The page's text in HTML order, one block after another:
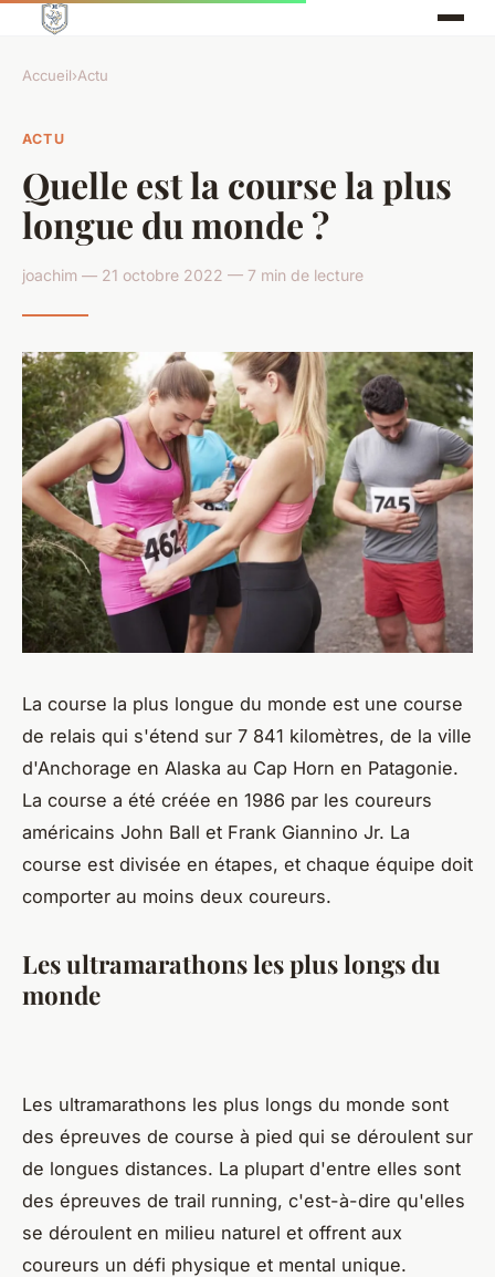
Accueil›Actu
ACTU
Quelle est la course la plus
longue du monde ?
joachim — 21 octobre 2022 — 7 min de lecture
La course la plus longue du monde est une course
de relais qui s'étend sur 7 841 kilomètres, de la ville
d'Anchorage en Alaska au Cap Horn en Patagonie.
La course a été créée en 1986 par les coureurs
américains John Ball et Frank Giannino Jr. La
course est divisée en étapes, et chaque équipe doit
comporter au moins deux coureurs.
Les ultramarathons les plus longs du
monde
Les ultramarathons les plus longs du monde sont
des épreuves de course à pied qui se déroulent sur
de longues distances. La plupart d'entre elles sont
des épreuves de trail running, c'est-à-dire qu'elles
se déroulent en milieu naturel et offrent aux
coureurs un défi physique et mental unique.